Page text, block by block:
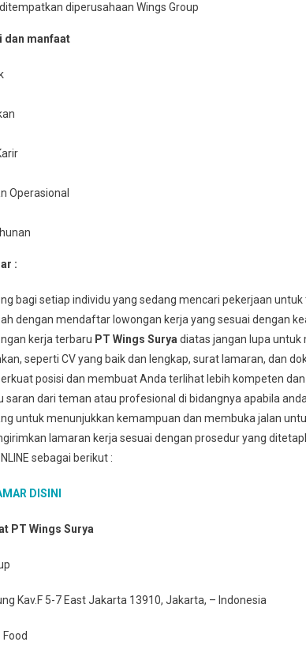
diperusahaan Wings Group
dan manfaat
Operasional
:
bagi setiap individu yang sedang mencari pekerjaan
dengan mendaftar lowongan kerja yang sesuai dengan
kerja terbaru PT Wings Surya diatas jangan lupa
seperti CV yang baik dan lengkap, surat lamaran, dan
posisi dan membuat Anda terlihat lebih kompeten
saran dari teman atau profesional di bidangnya apabila
untuk menunjukkan kemampuan dan membuka jalan
lamaran kerja sesuai dengan prosedur yang
sebagai berikut :
DISINI
PT Wings Surya
Kav.F 5-7 East Jakarta 13910, Jakarta, – Indonesia
Food